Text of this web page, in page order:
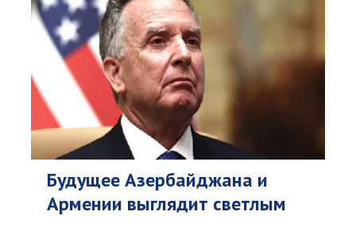
Будущее Азербайджана и
Армении выглядит светлым